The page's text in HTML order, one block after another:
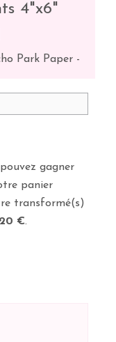
4"x6"
Park Paper -
gagner
panier
transformé(s)
€.